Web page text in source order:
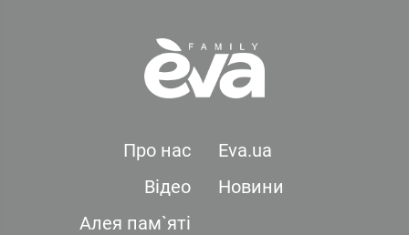
Про нас
Eva.ua
Відео
Новини
Алея пам`яті